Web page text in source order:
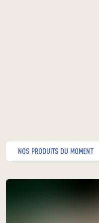
nos produits du moment